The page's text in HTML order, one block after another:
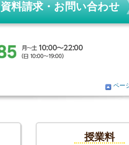
資料請求・お問い合わせ
ペー
授業料